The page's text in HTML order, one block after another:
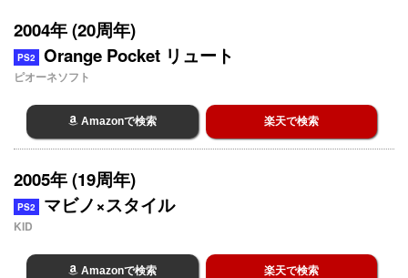
2004年 (20周年)
PS2 Orange Pocket リュート
ピオーネソフト
Amazonで検索 楽天で検索
2005年 (19周年)
PS2 マビノ×スタイル
KID
Amazonで検索 楽天で検索